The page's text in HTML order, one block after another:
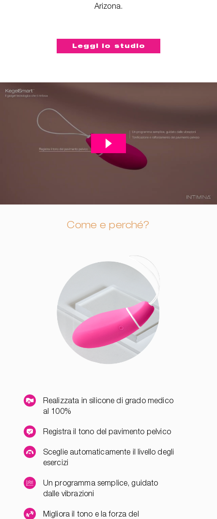
Arizona.
Leggi lo studio
Come e perché?
Realizzata in silicone di grado medico
al 100%
Registra il tono del pavimento pelvico
Sceglie automaticamente il livello degli
esercizi
Un programma semplice, guidato
dalle vibrazioni
Migliora il tono e la forza del